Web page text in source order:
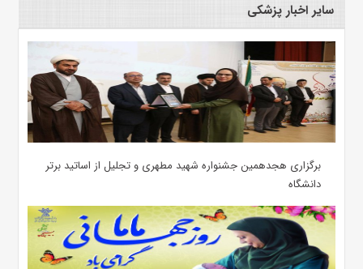
سایر اخبار پزشکی
برگزاری هجدهمین جشنواره شهید مطهری و تجلیل از اساتید برتر
دانشگاه